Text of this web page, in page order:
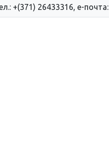
+(371) 26433316, е-почта: